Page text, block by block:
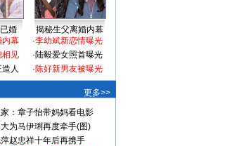
婚
揭秘生父离婚内幕
内幕
相见
人
·李幼斌新恋情曝光
·陆毅爱女照首曝光
·陈好新男友被曝光
更多>>
：章子怡带妈妈看电影
为马伊琍再度牵手(图)
赵忠祥十年后再携手